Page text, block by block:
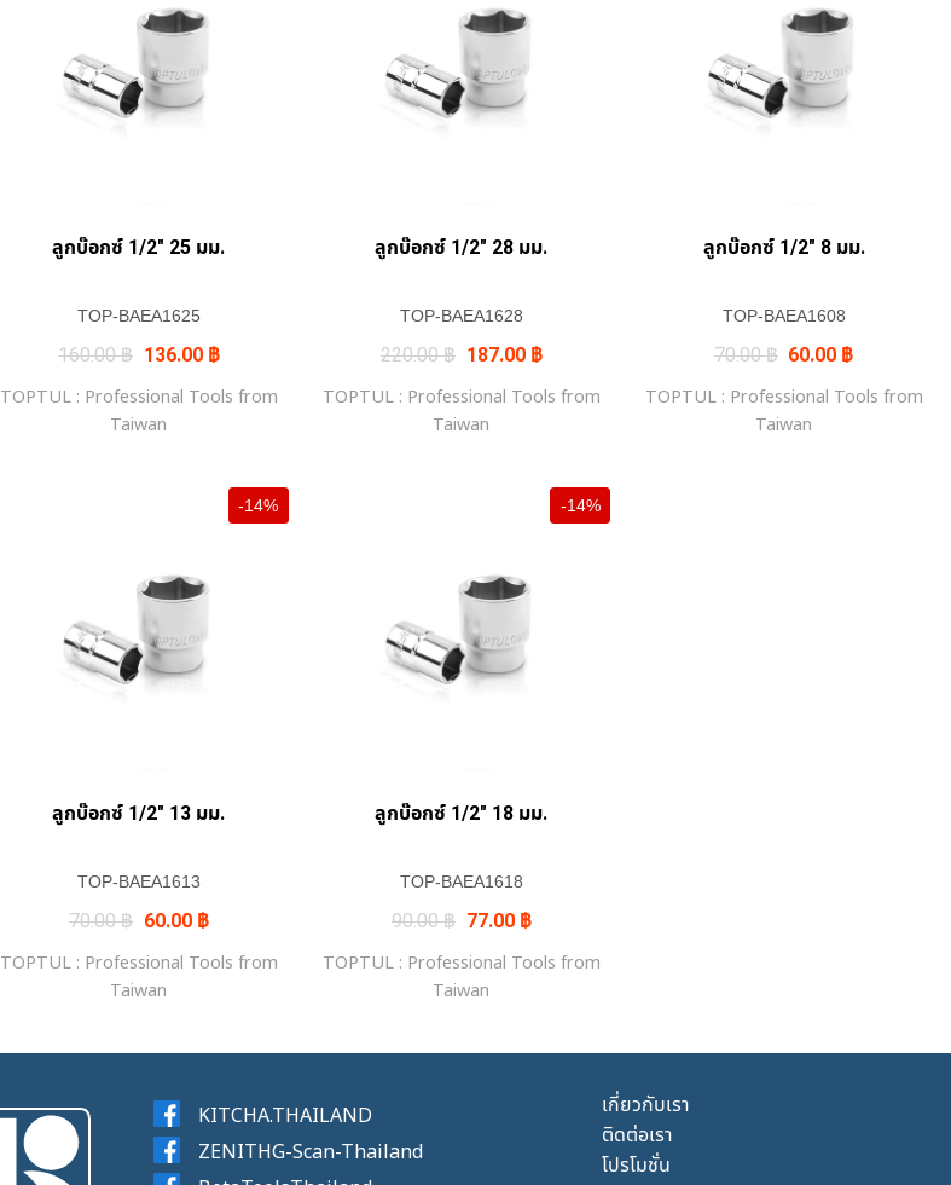
+
ลูกบ๊อกซ์ 1/2″ 25 มม.
TOP-BAEA1625
160.00฿ Original
price
was:
160.00 ฿.
136.00 ฿Current
is:
136.00 ฿.
TOPTUL : Professional Tools from
Taiwan
+
ลูกบ๊อกซ์ 1/2″ 28 มม.
TOP-BAEA1628
220.00฿ Original
price
was:
220.00 ฿.
187.00 ฿Current
is:
187.00 ฿.
TOPTUL : Professional Tools from
Taiwan
+
ลูกบ๊อกซ์ 1/2″ 8 มม.
TOP-BAEA1608
70.00฿ Original
price
was:
70.00 ฿.
60.00 ฿Current
is:
60.00 ฿.
TOPTUL : Professional Tools from
Taiwan
-14%
+
ลูกบ๊อกซ์ 1/2″ 13 มม.
TOP-BAEA1613
70.00฿ Original
was:
70.00 ฿.
60.00 ฿Current
is:
60.00 ฿.
TOPTUL : Professional Tools from
Taiwan
-14%
+
ลูกบ๊อกซ์ 1/2″ 18 มม.
TOP-BAEA1618
90.00฿ Original
was:
90.00 ฿.
77.00 ฿Current
is:
77.00 ฿.
TOPTUL : Professional Tools from
Taiwan
KITCHA.THAILAND
ZENITHG-Scan-Thailand
เกี่ยวกับเรา
ติดต่อเรา
โปรโมชั่น